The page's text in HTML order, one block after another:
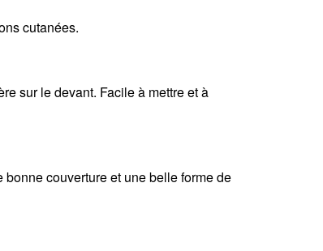
cutanées.
sur le devant. Facile à mettre et à
couverture et une belle forme de